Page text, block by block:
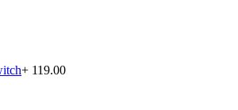
+ 119.00